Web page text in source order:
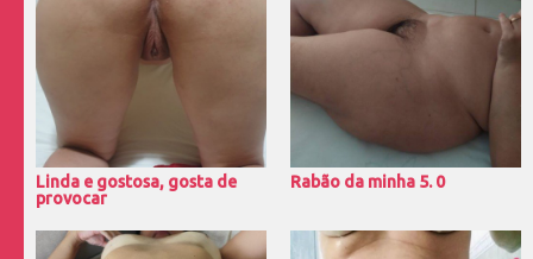
Linda e gostosa, gosta de
provocar
Rabão da minha 5. 0